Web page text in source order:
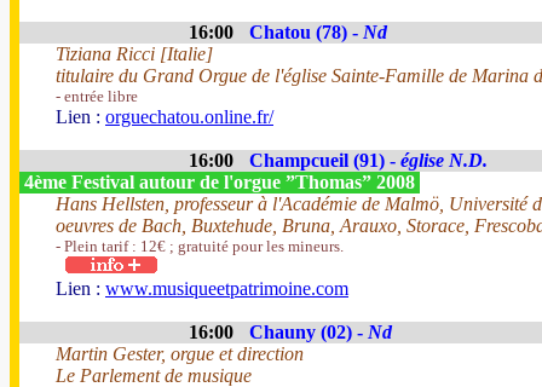
16:00 Chatou (78) - Nd
Tiziana Ricci [Italie]
titulaire du Grand Orgue de l'église Sainte-Famille de Marina
- entrée libre
Lien : orguechatou.online.fr/
16:00 Champcueil (91) - église N.D.
4ème Festival autour de l'orgue ”Thomas” 2008
Hans Hellsten, professeur à l'Académie de Malmö, Université
oeuvres de Bach, Buxtehude, Bruna, Arauxo, Storace,
- Plein tarif : 12€ ; gratuité pour les mineurs.
Lien : www.musiqueetpatrimoine.com
16:00 Chauny (02) - Nd
Martin Gester, orgue et direction
Le Parlement de musique